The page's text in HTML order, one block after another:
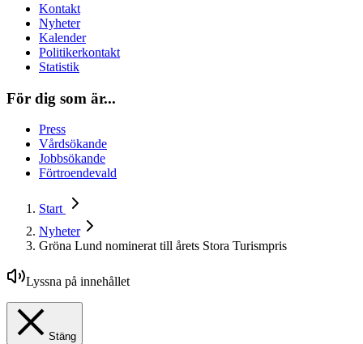
Kontakt
Nyheter
Kalender
Politikerkontakt
Statistik
För dig som är...
Press
Vårdsökande
Jobbsökande
Förtroendevald
Start
Nyheter
Gröna Lund nominerat till årets Stora Turismpris
Lyssna på innehållet
Stäng